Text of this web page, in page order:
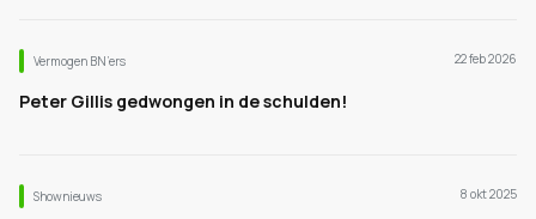
Vermogen BN’ers 22 feb 2026
Peter Gillis gedwongen in de schulden!
Shownieuws 8 okt 2025